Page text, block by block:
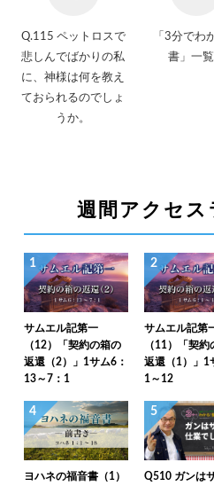
Q.115 ペットロスで
悲しんでばかりの私
に、神様は何を教え
ておられるのでしょ
うか。
「3分でわ
書」一
週間アクセス
1
サムエル記第一
（12）「契約の箱の
返還（2）」1サム6：
13～7：1
2
サムエル記第
（11）「契約
返還（1）」1
1～12
4
ヨハネの福音書（1）
5
Q510 ガンは